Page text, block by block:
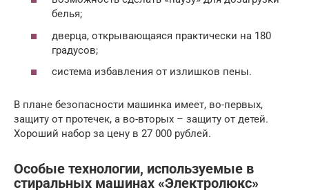
белья;
дверца, открывающаяся практически на 180
градусов;
система избавления от излишков пены.
В плане безопасности машинка имеет, во-первых,
защиту от протечек, а во-вторых – защиту от детей.
Хороший набор за цену в 27 000 рублей.
Особые технологии, используемые в
стиральных машинах «Электролюкс»